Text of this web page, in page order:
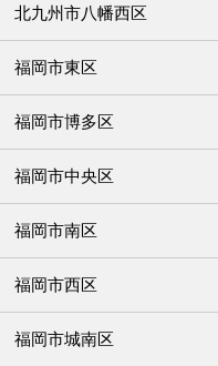
北九州市八幡西区
福岡市東区
福岡市博多区
福岡市中央区
福岡市南区
福岡市西区
福岡市城南区